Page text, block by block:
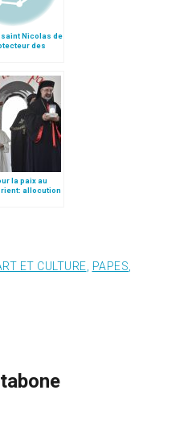
saint Nicolas de
des
la paix au
allocution
ET CULTURE, PAPES,